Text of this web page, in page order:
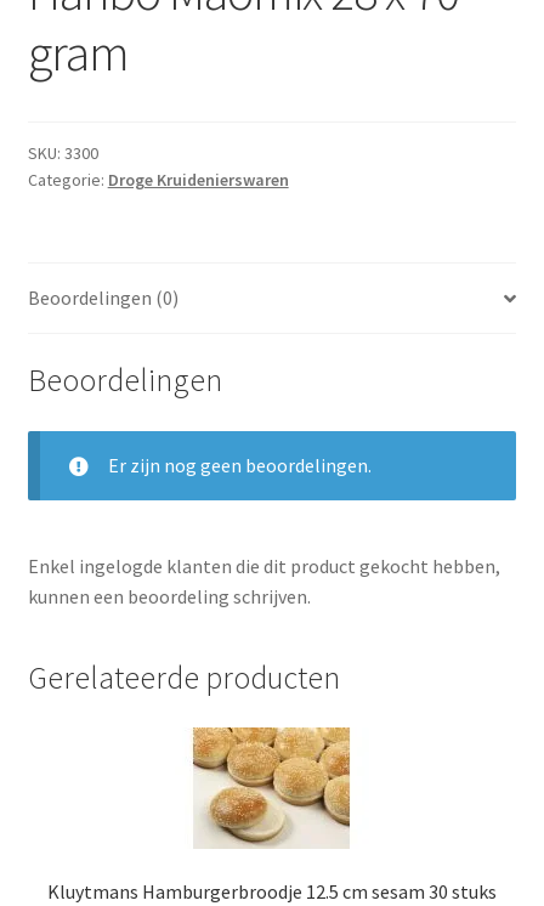
Dranken
Droge Kruidenierswaren
Frites
Maaltijden Diepvries
gram
SKU: 3300
Categorie: Droge Kruidenierswaren
Beoordelingen (0)
Beoordelingen
Er zijn nog geen beoordelingen.
Enkel ingelogde klanten die dit product gekocht hebben,
kunnen een beoordeling schrijven.
Gerelateerde producten
Kluytmans Hamburgerbroodje 12.5 cm sesam 30 stuks